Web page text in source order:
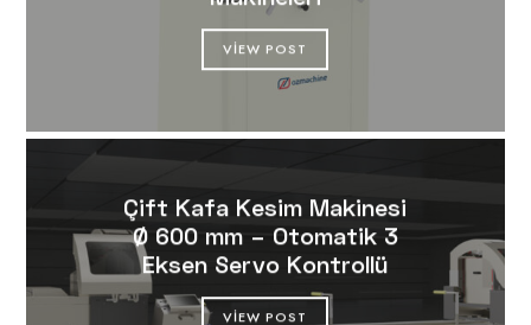
VIEW POST
Çift Kafa Kesim Makinesi
Ø 600 mm – Otomatik 3
Eksen Servo Kontrollü
VIEW POST